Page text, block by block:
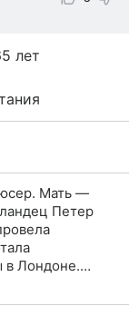
лет
Мать —
Петер
в Лондоне.
(1983),